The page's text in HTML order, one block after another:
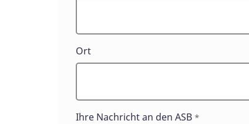
Ort
Ihre Nachricht an den ASB *